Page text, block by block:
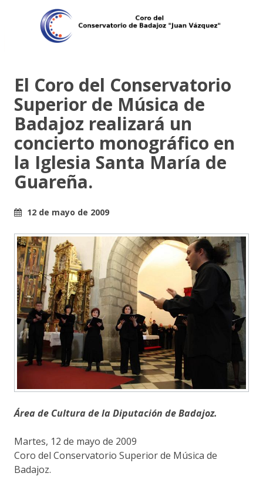
El Coro del Conservatorio
Superior de Música de
Badajoz realizará un
concierto monográfico en
la Iglesia Santa María de
Guareña.
12 de mayo de 2009
Área de Cultura de la Diputación de Badajoz.
Martes, 12 de mayo de 2009
Coro del Conservatorio Superior de Música de
Badajoz.